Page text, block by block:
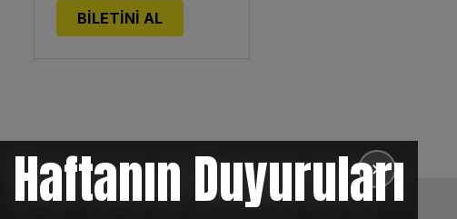
BİLETİNİ AL
✕
Haftanın Duyuruları